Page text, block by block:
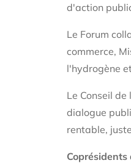
d'action
Le Forum
commerce,
l'hydrogène
Le Conseil
dialogue
rentable,